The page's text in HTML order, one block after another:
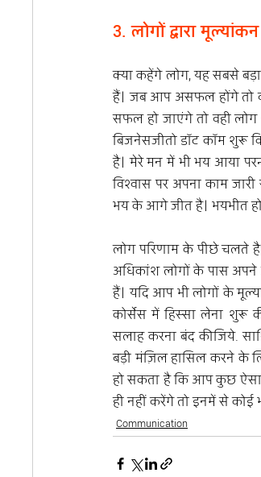
3. लोगों द्वारा
क्या कहेंगे लोग, यह सबसे
हैं। जब आप असफल होंगे तो
सफल हो जाएंगे तो वही
बिजनेसजीतो डॉट कॉम शुरू
है। मेरे मन में भी भय आया
विश्वास पर अपना काम
भय के आगे जीत है। भयभीत
लोग परिणाम के पीछे चलते
अधिकांश लोगों के पास अपने
हैं। यदि आप भी लोगों के
कोर्सेस में हिस्सा लेना शुरू
सलाह करना बंद कीजिये.
बड़ी मंज़िल हासिल करने के
हो सकता है कि आप कुछ
ही नहीं करेंगे तो इनमें से कोई
Communication